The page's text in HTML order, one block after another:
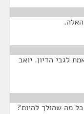
לגבי הדיון. יואב
מה שהולך להיות?